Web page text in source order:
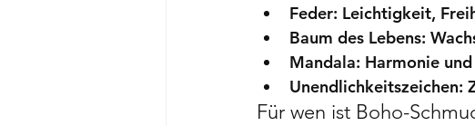
Feder: Leichtigkeit,
Baum des Lebens:
Mandala: Harmonie
Unendlichkeitszeichen:
Für wen ist Boho-